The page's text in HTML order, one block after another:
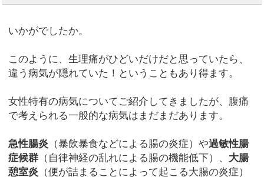
いかがでしたか。
このように、生理痛がひどいだけだと思っていたら、
違う病気が隠れていた！ということもあり得ます。
女性特有の病気についてご紹介してきましたが、腹痛
で考えられる一般的な病気はまだまだあります。
急性腸炎 （暴飲暴食などによる腸の炎症）や過敏性腸
症候群 （自律神経の乱れによる腸の機能低下）、 大腸
憩室炎 （便が詰まることによって起こる大腸の炎症）